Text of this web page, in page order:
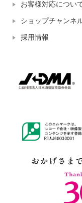
お客様対応につい
ショップチャンネ
採用情報